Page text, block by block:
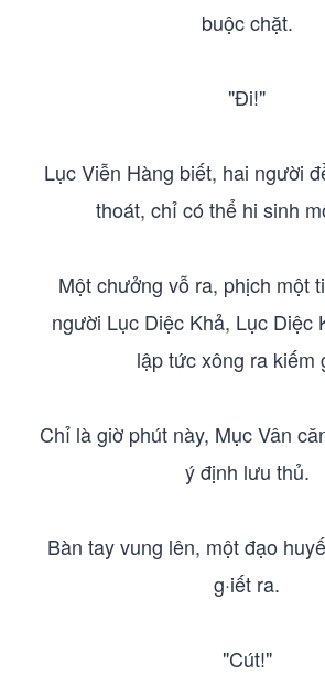
buộc chặt.
"Đi!"
Lục Viễn Hàng biết, hai người
thoát, chỉ có thể hi sinh
Một chưởng vỗ ra, phịch một
người Lục Diệc Khả, Lục Diệc
lập tức xông ra kiếm
Chỉ là giờ phút này, Mục Vân
ý định lưu thủ.
Bàn tay vung lên, một đạo
g·iết ra.
"Cút!"